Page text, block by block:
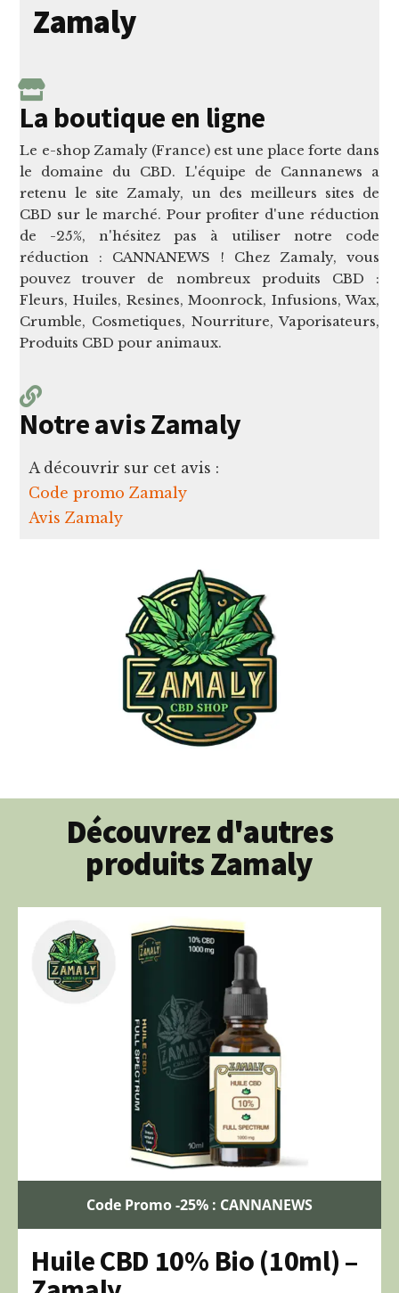
Zamaly
La boutique en ligne
Le e-shop Zamaly (France) est une place forte dans
le domaine du CBD. L'équipe de Cannanews a
retenu le site Zamaly, un des meilleurs sites de
CBD sur le marché. Pour profiter d'une réduction
de -25%, n'hésitez pas à utiliser notre code
réduction : CANNANEWS ! Chez Zamaly, vous
pouvez trouver de nombreux produits CBD :
Fleurs, Huiles, Resines, Moonrock, Infusions, Wax,
Crumble, Cosmetiques, Nourriture, Vaporisateurs,
Produits CBD pour animaux.
Notre avis Zamaly
A découvrir sur cet avis :
Code promo Zamaly
Avis Zamaly
Découvrez d'autres
produits Zamaly
Code Promo -25% : CANNANEWS
Huile CBD 10% Bio (10ml) –